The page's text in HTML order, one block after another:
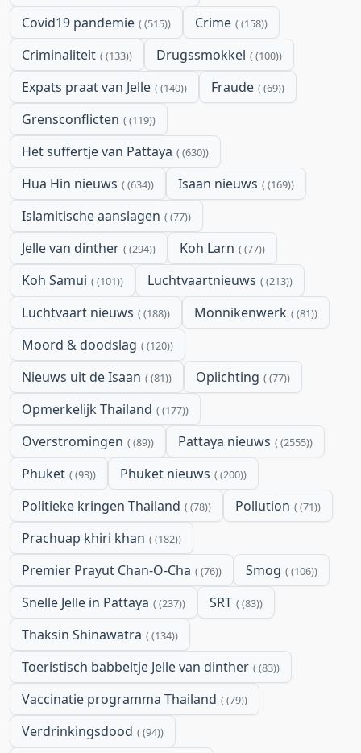
Covid19 pandemie (515) Crime (158)
Criminaliteit (133) Drugssmokkel (100)
Expats praat van Jelle (140) Fraude (69)
Grensconflicten (119)
Het suffertje van Pattaya (630)
Hua Hin nieuws (634) Isaan nieuws (169)
Islamitische aanslagen (77)
Jelle van dinther (294) Koh Larn (77)
Koh Samui (101) Luchtvaartnieuws (213)
Luchtvaart nieuws (188) Monnikenwerk (81)
Moord & doodslag (120)
Nieuws uit de Isaan (81) Oplichting (77)
Opmerkelijk Thailand (177)
Overstromingen (89) Pattaya nieuws (2555)
Phuket (93) Phuket nieuws (200)
Politieke kringen Thailand (78) Pollution (71)
Prachuap khiri khan (182)
Premier Prayut Chan-O-Cha (76) Smog (106)
Snelle Jelle in Pattaya (237) SRT (83)
Thaksin Shinawatra (134)
Toeristisch babbeltje Jelle van dinther (83)
Vaccinatie programma Thailand (79)
Verdrinkingsdood (94)